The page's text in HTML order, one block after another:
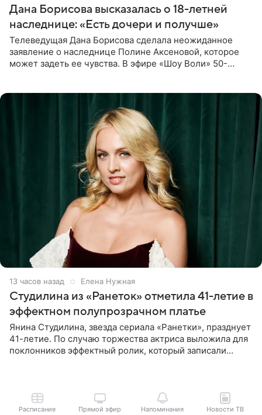
Дана Борисова высказалась о 18-летней
наследнице: «Есть дочери и получше»
Телеведущая Дана Борисова сделала неожиданное
заявление о наследнице Полине Аксеновой, которое
может задеть ее чувства. В эфире «Шоу Воли» 50-
13 часов назад Елена Нужная
Студилина из «Ранеток» отметила 41-летие в
эффектном полупрозрачном платье
Янина Студилина, звезда сериала «Ранетки», празднует
41-летие. По случаю торжества актриса выложила для
поклонников эффектный ролик, который записали
Расписание Прямой эфир Напоминания Новости ТВ